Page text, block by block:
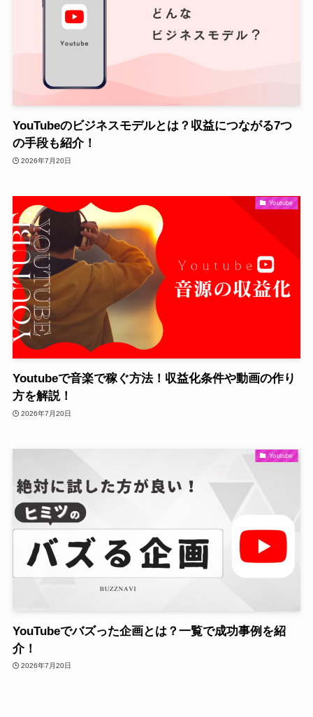
YouTubeのビジネスモデルとは？収益につながる7つ
の手段も紹介！
2026年7月20日
Youtube
Youtubeで音楽で稼ぐ方法！収益化条件や動画の作り
方を解説！
2026年7月20日
Youtube
YouTubeでバズった企画とは？一覧で成功事例を紹
介！
2026年7月20日